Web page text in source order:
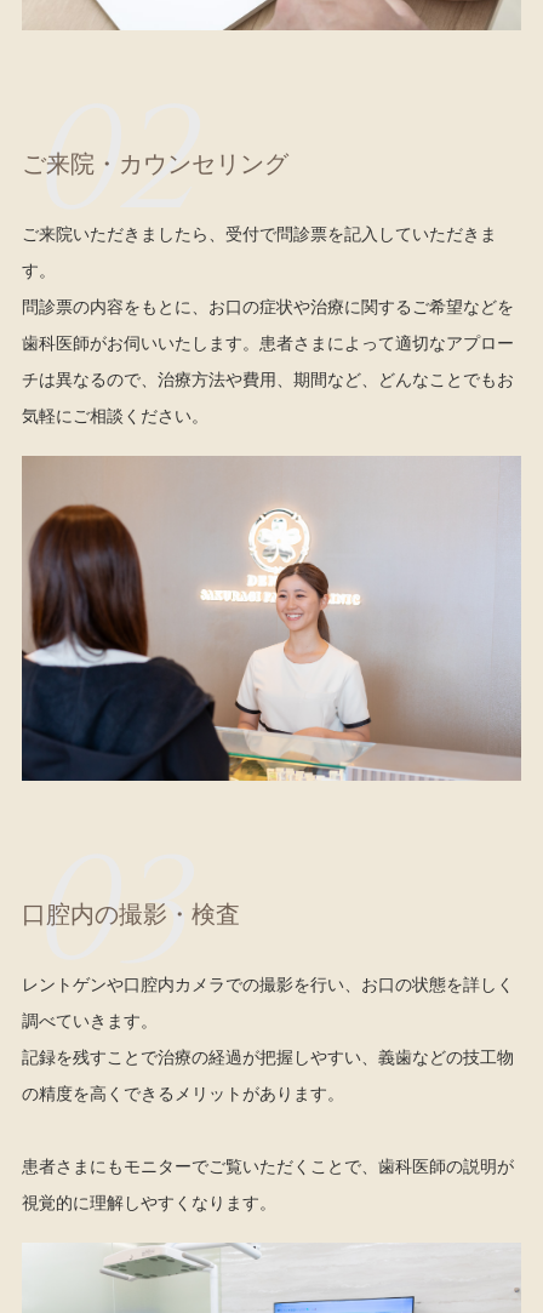
02
ご来院・カウンセリング
ご来院いただきましたら、受付で問診票を記入していただきま
す。
問診票の内容をもとに、お口の症状や治療に関するご希望などを
歯科医師がお伺いいたします。患者さまによって適切なアプロー
チは異なるので、治療方法や費用、期間など、どんなことでもお
気軽にご相談ください。
03
口腔内の撮影・検査
レントゲンや口腔内カメラでの撮影を行い、お口の状態を詳しく
調べていきます。
記録を残すことで治療の経過が把握しやすい、義歯などの技工物
の精度を高くできるメリットがあります。
患者さまにもモニターでご覧いただくことで、歯科医師の説明が
視覚的に理解しやすくなります。